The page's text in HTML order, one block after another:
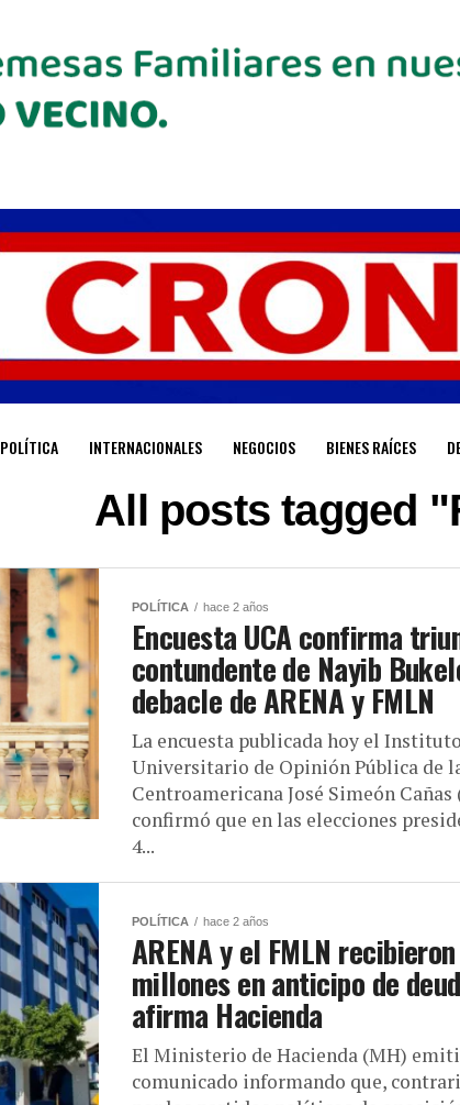
POLÍTICA INTERNACIONALES NEGOCIOS BIENES RAÍCES
All posts tagged
POLÍTICA hace 2 años
Encuesta UCA confirma
contundente de Nayib
debacle de ARENA y FMLN
La encuesta publicada hoy el Instituto
Universitario de Opinión Pública de
Centroamericana José Simeón Cañas
confirmó que en las elecciones
4...
POLÍTICA hace 2 años
ARENA y el FMLN
millones en anticipo de
afirma Hacienda
El Ministerio de Hacienda (MH)
comunicado informando que,